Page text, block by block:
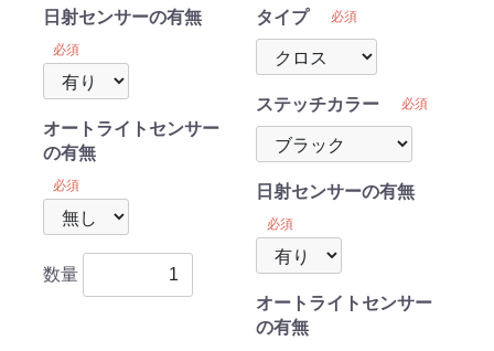
日射センサーの有無
必須
オートライトセンサー
の有無
必須
数量
タイプ 必須
ステッチカラー 必須
日射センサーの有無
必須
オートライトセンサー
の有無